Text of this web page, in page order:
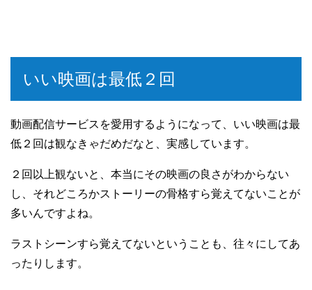
いい映画は最低２回
動画配信サービスを愛用するようになって、いい映画は最
低２回は観なきゃだめだなと、実感しています。
２回以上観ないと、本当にその映画の良さがわからない
し、それどころかストーリーの骨格すら覚えてないことが
多いんですよね。
ラストシーンすら覚えてないということも、往々にしてあ
ったりします。